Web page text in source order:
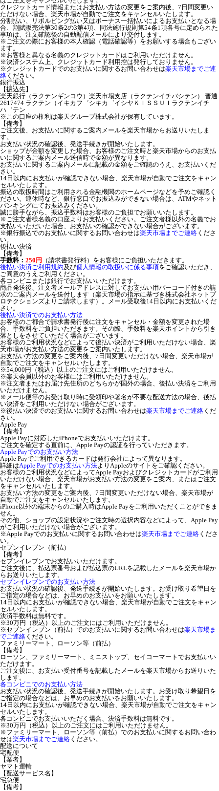
クレジットカード情報またはお支払い方法の変更をご案内後、7日間変更い
ただけない場合、楽天市場が自動でご注文をキャンセルいたします。
分割払い、リボルビング払い又はボーナス一括払いによるお支払いとなる場
合、割賦販売法第30条2の3第4項、同法施行規則第54条1項各号に定められた
事項は、注文確認後の自動配信メールにより交付します。
※ご注文の際にお客様の本人確認（電話確認等）をお願いする場合もござい
ます。
※お客様と異なる名義のクレジットカードはご利用いただけません。
※決済システム上、クレジットカード利用控は発行しておりません。
※クレジットカードでのお支払いに関するお問い合わせは楽天市場までご連
絡 ください。
銀行振込
【振込先】
楽天銀行（ラクテンギンコウ）楽天市場支店（ラクテンイチバシテン） 普通
2617474 ラクテン（イキカフ゛シキカ゛イシヤＫＩＳＳＵＩラクテンイチ
ハ゛テン
※この口座の権利は楽天グループ株式会社が保有しています。
【備考】
ご注文後、お支払いに関するご案内メールを楽天市場からお送りいたしま
す。
お支払い状況の確認後、発送手続きが開始いたします。
ショップが金額を変更した場合、お客様のご注文時と楽天市場からのお支払
いに関するご案内メール送信時で金額が異なります。
お支払いに関するご案内メールに記載の金額をご確認のうえ、お支払いくだ
さい。
14日以内にお支払いが確認できない場合、楽天市場が自動でご注文をキャン
セルいたします。
振込の取扱時間はご利用される金融機関のホームページなどを予めご確認く
ださい。連休時など、銀行窓口でお振込みができない場合は、ATMやネット
バンキングにてお振込みください。
誠に勝手ながら、振込手数料はお客様のご負担でお願いいたします。
※ご注文者様名義の口座よりお支払いください。ご注文者様以外の名義でお
支払いいただいた場合、お支払いの確認ができない場合がございます。
※銀行振込でのお支払いに関するお問い合わせは楽天市場までご連絡 くださ
い。
後払い決済
【備考】
手数料： 250円 （請求書発行料）をお客様にご負担いただきます。
後払い決済ご利用規約及び個人情報の取扱いに係る事項をご確認いただき、
ご同意のうえご利用ください。
各コンビニまたは銀行でお支払いいただけます。
商品発送後、注文者メールアドレスに対してお支払い用バーコード付きの請
求のご案内メールを送付します（楽天市場の指示に基づき株式会社ネットプ
ロテクションズよりご請求します）。メール受取後14日以内にお支払いくだ
さい。
後払い決済でのお支払い方法
お客様のご都合で請求書発行後に注文をキャンセル・金額を変更された場
合、手数料をご負担いただきます。その際、手数料を楽天ポイントから引き
落としをさせていただく場合がございます。
お客様のご利用状況などによって後払い決済がご利用いただけない場合、楽
天市場がお支払い方法の変更をご案内いたします。
お支払い方法の変更をご案内後、7日間変更いただけない場合、楽天市場が
自動でご注文をキャンセルいたします。
※54,000円（税込）以上のご注文にはご利用いただけません。
※楽天会員以外のお客様にはご利用いただけません。
※注文者またはお届け先住所のどちらかが国外の場合、後払い決済をご利用
いただけません。
※メール便等のお受け取り時に受領印や署名が不要な配送方法の場合、後払
い決済をご利用いただけない場合がございます。
※後払い決済でのお支払いに関するお問い合わせは楽天市場までご連絡 くだ
さい。
Apple Pay
【備考】
Apple Payに対応したiPhoneでお支払いいただけます。
ご注文を確定する直前に、Apple Payの認証を行っていただきます。
Apple Payでのお支払い方法
Apple Payでご利用できるカードは発行会社によって異なります。
詳細はApple Payでのお支払い方法よりAppleのサイトをご確認ください。
お客様のご利用状況などによってApple Payおよびクレジットカードがご利用
いただけない場合、楽天市場がお支払い方法の変更をご案内、またはご注文
をキャンセルいたします。
お支払い方法の変更をご案内後、7日間変更いただけない場合、楽天市場が
自動でご注文をキャンセルいたします。
iPhone以外の端末からのご購入時はApple Payをご利用いただくことができま
せん。
その他、ショップの設定状況やご注文時の選択内容などによって、Apple Pay
がご利用いただけない場合がございます。
※Apple Payでのお支払いに関するお問い合わせは楽天市場までご連絡 くださ
い。
セブンイレブン（前払）
【備考】
セブンイレブンでお支払いいただけます。
ご注文後に、払込票番号および払込票のURLを記載したメールを楽天市場か
らお送りいたします。
セブンイレブンでのお支払い方法
お支払い状況の確認後、発送手続きが開始いたします。お受け取り希望日を
ご指定の場合などは、お早めのお支払いをお願いいたします。
14日以内にお支払いが確認できない場合、楽天市場が自動でご注文をキャン
セルいたします。
決済手数料は無料です。
※30万円（税込）以上のご注文にはご利用いただけません。
※セブンイレブン（前払）でのお支払いに関するお問い合わせは楽天市場ま
でご連絡 ください。
ファミリーマート、ローソン等（前払）
【備考】
ローソン、ファミリーマート、ミニストップ、セイコーマートでお支払いい
ただけます。
ご注文後に、お支払い受付番号を記載したメールを楽天市場からお送りいた
します。
各コンビニでのお支払い方法
お支払い状況の確認後、発送手続きが開始いたします。お受け取り希望日を
ご指定の場合などは、お早めのお支払いをお願いいたします。
14日以内にお支払いが確認できない場合、楽天市場が自動でご注文をキャン
セルいたします。
各コンビニでお支払いいただく場合、決済手数料は無料です。
※30万円（税込）以上のご注文にはご利用いただけません。
※ファミリーマート、ローソン等（前払）でのお支払いに関するお問い合わ
せは楽天市場までご連絡 ください。
配送について
宅配便
【業者】
ヤマト運輸
【配送サービス名】
宅急便
【備考】